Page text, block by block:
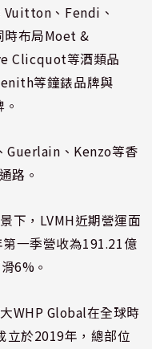
、Fendi、
時布局Moet &
Clicquot等酒類品
等鐘錶品牌與
Guerlain、Kenzo等香
路。
下，LVMH近期營運面
一季營收為191.21億
6%。
WHP Global在全球時
立於2019年，總部位